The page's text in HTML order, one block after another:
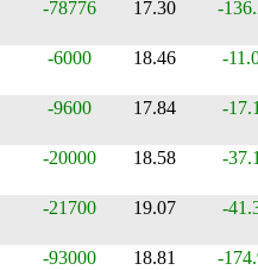
-78776 17.30 -
-6000 18.46 -
-9600 17.84 -
-20000 18.58 -
-21700 19.07 -
-93000 18.81 -